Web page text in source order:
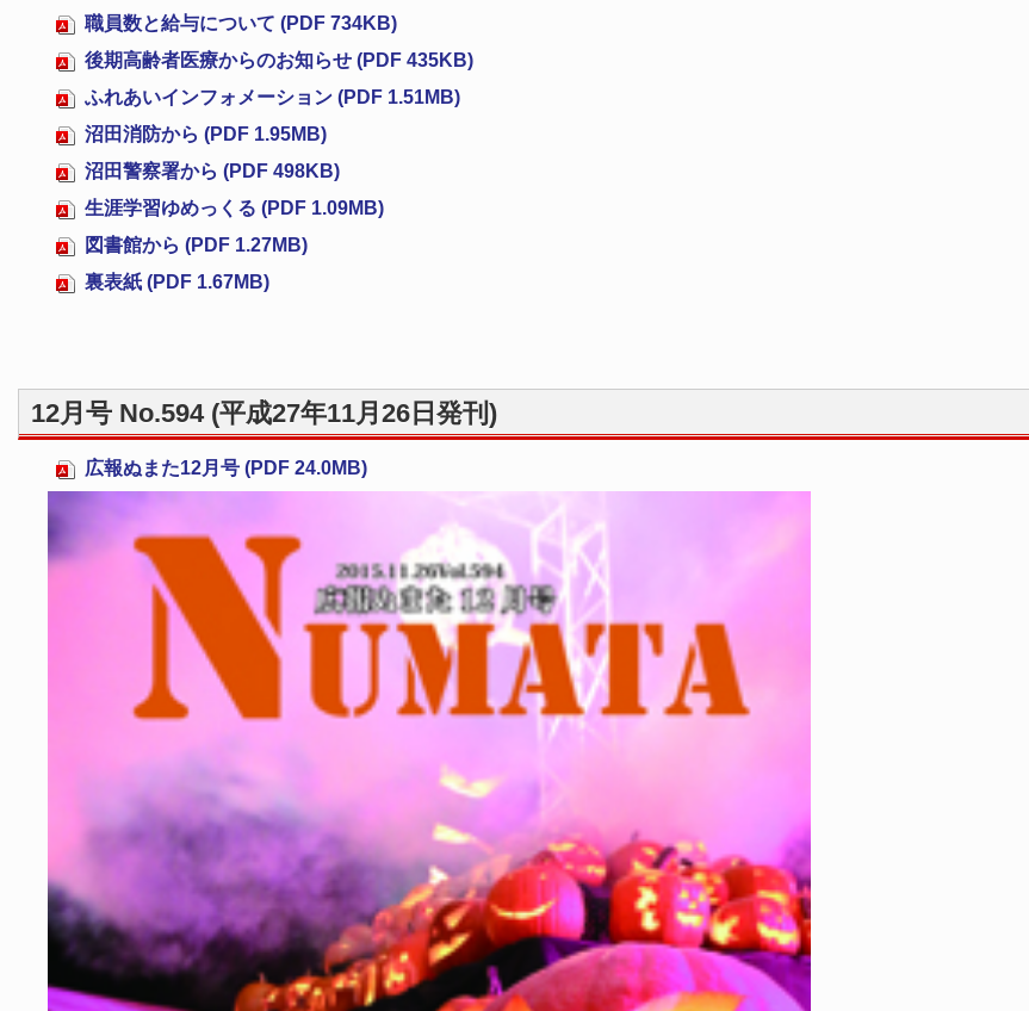
職員数と給与について (PDF 734KB)
後期高齢者医療からのお知らせ (PDF 435KB)
ふれあいインフォメーション (PDF 1.51MB)
沼田消防から (PDF 1.95MB)
沼田警察署から (PDF 498KB)
生涯学習ゆめっくる (PDF 1.09MB)
図書館から (PDF 1.27MB)
裏表紙 (PDF 1.67MB)
12月号 No.594 (平成27年11月26日発刊)
広報ぬまた12月号 (PDF 24.0MB)